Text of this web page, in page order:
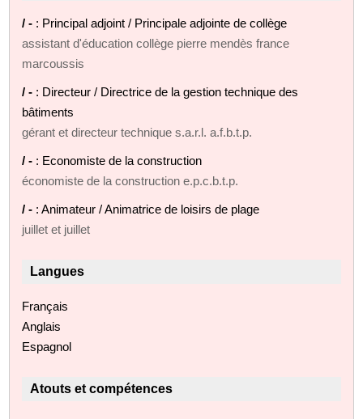
/ - : Principal adjoint / Principale adjointe de collège
assistant d'éducation collège pierre mendès france
marcoussis
/ - : Directeur / Directrice de la gestion technique des
bâtiments
gérant et directeur technique s.a.r.l. a.f.b.t.p.
/ - : Economiste de la construction
économiste de la construction e.p.c.b.t.p.
/ - : Animateur / Animatrice de loisirs de plage
juillet et juillet
Langues
Français
Anglais
Espagnol
Atouts et compétences